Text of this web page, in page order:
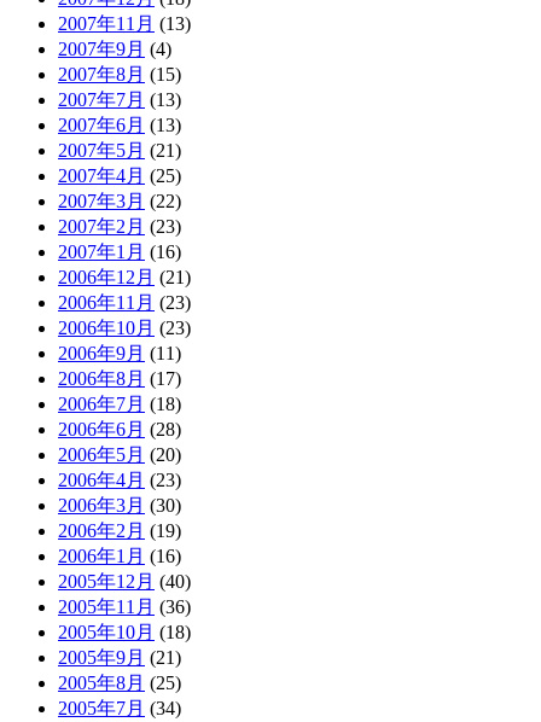
2007年11月 (13)
2007年9月 (4)
2007年8月 (15)
2007年7月 (13)
2007年6月 (13)
2007年5月 (21)
2007年4月 (25)
2007年3月 (22)
2007年2月 (23)
2007年1月 (16)
2006年12月 (21)
2006年11月 (23)
2006年10月 (23)
2006年9月 (11)
2006年8月 (17)
2006年7月 (18)
2006年6月 (28)
2006年5月 (20)
2006年4月 (23)
2006年3月 (30)
2006年2月 (19)
2006年1月 (16)
2005年12月 (40)
2005年11月 (36)
2005年10月 (18)
2005年9月 (21)
2005年8月 (25)
2005年7月 (34)